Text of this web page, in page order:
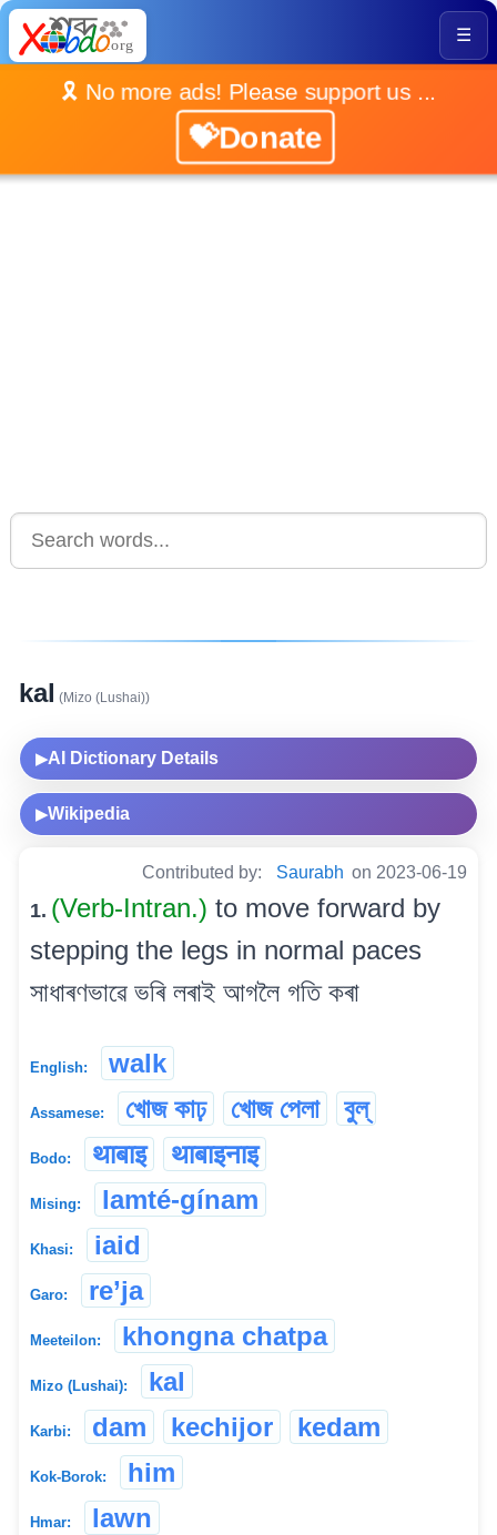
☰
🎗️ No more ads! Please support us ...
💝Donate
kal (Mizo (Lushai))
▶AI Dictionary Details
▶Wikipedia
Contributed by: Saurabh on 2023-06-19
1. (Verb-Intran.) to move forward by
stepping the legs in normal paces
সাধাৰণভাৱে ভৰি লৰাই আগলৈ গতি কৰা
English: walk
Assamese: খোজ কাঢ় খোজ পেলা বুল্
Bodo: थाबाइ थाबाइनाइ
Mising: lamté-gínam
Khasi: iaid
Garo: re’ja
Meeteilon: khongna chatpa
Mizo (Lushai): kal
Karbi: dam kechijor kedam
Kok-Borok: him
Hmar: lawn